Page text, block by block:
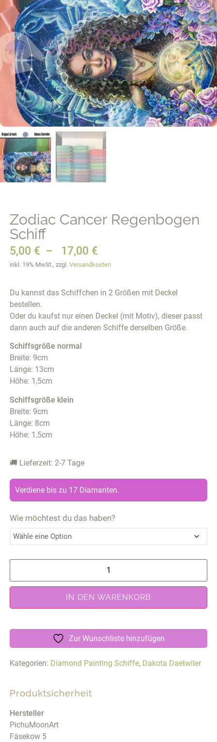
Zodiac Cancer Regenbogen
Schiff
5,00 € – 17,00 €
inkl. 19% MwSt., zzgl. Versandkosten
Du kannst das Schiffchen in 2 Größen mit Deckel
bestellen.
Oder du kaufst nur einen Deckel (mit Motiv), dieser passt
dann auch auf die anderen Schiffe derselben Größe.
Schiffsgröße normal
Breite: 9cm
Länge: 13cm
Höhe: 1,5cm
Schiffsgröße klein
Breite: 9cm
Länge: 8cm
Höhe: 1,5cm
🚚 Lieferzeit: 2-7 Tage
Verdiene bis zu 17 Diamanten.
Wie möchtest du das haben?
IN DEN WARENKORB
Zur Wunschliste hinzufügen
Kategorien: Diamond Painting Schiffe, Dakota Daetwiler
Produktsicherheit
Hersteller
PichuMoonArt
Fäsekow 5